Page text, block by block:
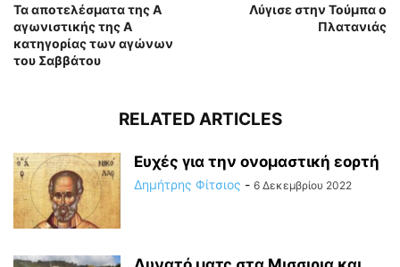
Τα αποτελέσματα της Α
αγωνιστικής της Α
κατηγορίας των αγώνων
του Σαββάτου
Λύγισε στην Τούμπα ο
Πλατανιάς
RELATED ARTICLES
Ευχές για την ονομαστική εορτή
Δημήτρης Φίτσιος - 6 Δεκεμβρίου 2022